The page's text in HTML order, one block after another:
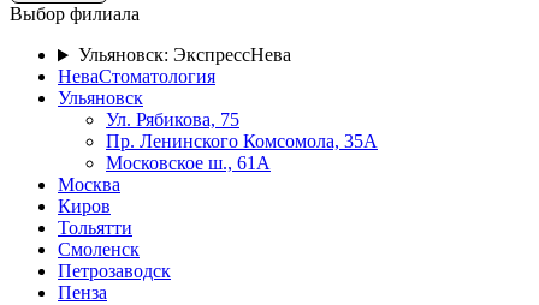
Выбор филиала
Ульяновск: ЭкспрессНева
НеваСтоматология
Ульяновск
Ул. Рябикова, 75
Пр. Ленинского Комсомола, 35А
Московское ш., 61А
Москва
Киров
Тольятти
Смоленск
Петрозаводск
Пенза